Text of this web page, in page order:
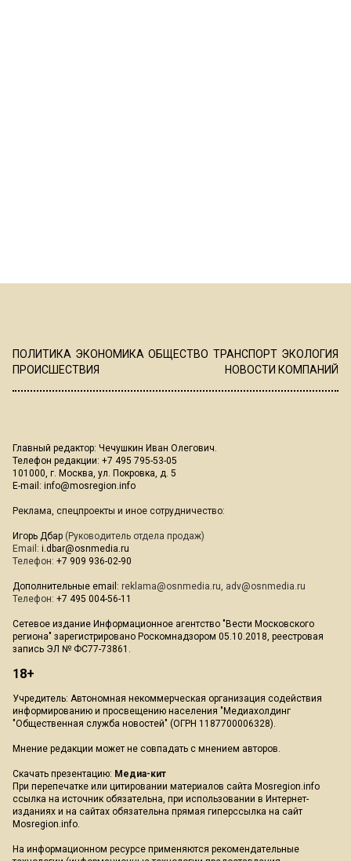
ПОЛИТИКА ЭКОНОМИКА ОБЩЕСТВО ТРАНСПОРТ ЭКОЛОГИЯ
ПРОИСШЕСТВИЯ
НОВОСТИ КОМПАНИЙ
Главный редактор: Чечушкин Иван Олегович.
Телефон редакции: +7 495 795-53-05
101000, г. Москва, ул. Покровка, д. 5
E-mail: info@mosregion.info
Реклама, спецпроекты и иное сотрудничество:
Игорь Дбар (Руководитель отдела продаж)
Email: i.dbar@osnmedia.ru
Телефон: +7 909 936-02-90
Дополнительные email: reklama@osnmedia.ru, adv@osnmedia.ru
Телефон: +7 495 004-56-11
Сетевое издание Информационное агентство "Вести Московского
региона" зарегистрировано Роскомнадзором 05.10.2018, реестровая
запись ЭЛ № ФС77-73861.
18+
Учредитель: Автономная некоммерческая организация содействия
информированию и просвещению населения "Медиахолдинг
"Общественная служба новостей" (ОГРН 1187700006328).
Мнение редакции может не совпадать с мнением авторов.
Скачать презентацию: Медиа-кит
При перепечатке или цитировании материалов сайта Mosregion.info
ссылка на источник обязательна, при использовании в Интернет-
изданиях и на сайтах обязательна прямая гиперссылка на сайт
Mosregion.info.
На информационном ресурсе применяются рекомендательные